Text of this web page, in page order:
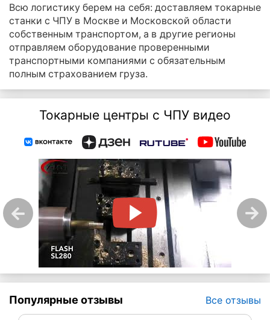
Всю логистику берем на себя: доставляем токарные
станки с ЧПУ в Москве и Московской области
собственным транспортом, а в другие регионы
отправляем оборудование проверенными
транспортными компаниями с обязательным
полным страхованием груза.
Токарные центры с ЧПУ видео
Популярные отзывы Все отзывы